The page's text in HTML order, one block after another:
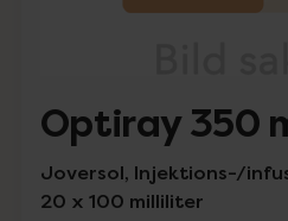
Optiray 350
Joversol, Injektions-/
20 x 100 milliliter